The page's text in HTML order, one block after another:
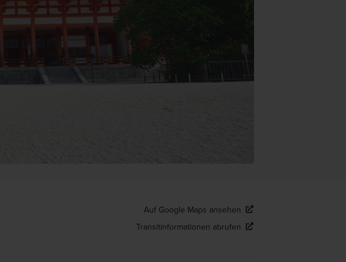
Auf Google Maps ansehen
Transitinformationen abrufen